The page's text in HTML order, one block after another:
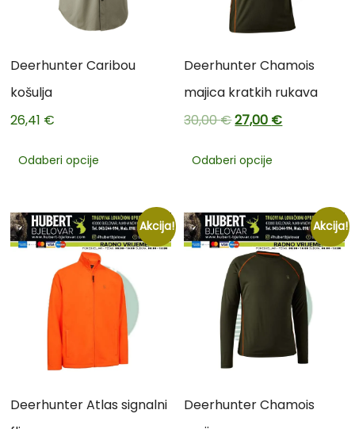
Deerhunter Caribou
košulja
26,41 €
Odaberi opcije
Deerhunter Chamois
majica kratkih rukava
30,00€27,00 €
Odaberi opcije
Akcija!
Deerhunter Atlas signalni
Akcija!
Deerhunter Chamois